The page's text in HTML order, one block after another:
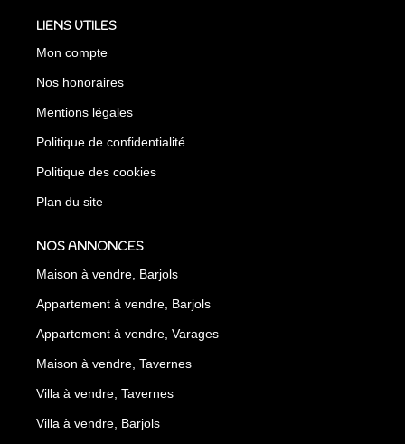
LIENS UTILES
Mon compte
Nos honoraires
Mentions légales
Politique de confidentialité
Politique des cookies
Plan du site
NOS ANNONCES
Maison à vendre, Barjols
Appartement à vendre, Barjols
Appartement à vendre, Varages
Maison à vendre, Tavernes
Villa à vendre, Tavernes
Villa à vendre, Barjols